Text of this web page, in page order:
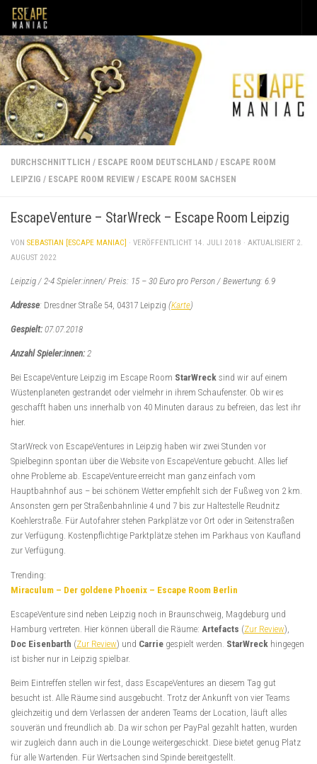
Unter dem Inhalt
DURCHSCHNITTLICH / ESCAPE ROOM DEUTSCHLAND / ESCAPE ROOM
LEIPZIG / ESCAPE ROOM REVIEW / ESCAPE ROOM SACHSEN
EscapeVenture – StarWreck – Escape Room Leipzig
VON SEBASTIAN [ESCAPE MANIAC] · VERÖFFENTLICHT 14. JULI 2018 · AKTUALISIERT 2.
AUGUST 2022
Leipzig / 2-4 Spieler:innen/ Preis: 15 – 30 Euro pro Person / Bewertung: 6.9
Adresse: Dresdner Straße 54, 04317 Leipzig (Karte)
Gespielt: 07.07.2018
Anzahl Spieler:innen: 2
Bei EscapeVenture Leipzig im Escape Room StarWreck sind wir auf einem
Wüstenplaneten gestrandet oder vielmehr in ihrem Schaufenster. Ob wir es
geschafft haben uns innerhalb von 40 Minuten daraus zu befreien, das lest ihr
hier.
StarWreck von EscapeVentures in Leipzig haben wir zwei Stunden vor
Spielbeginn spontan über die Website von EscapeVenture gebucht. Alles lief
ohne Probleme ab. EscapeVenture erreicht man ganz einfach vom
Hauptbahnhof aus – bei schönem Wetter empfiehlt sich der Fußweg von 2 km.
Ansonsten gern per Straßenbahnlinie 4 und 7 bis zur Haltestelle Reudnitz
Koehlerstraße. Für Autofahrer stehen Parkplätze vor Ort oder in Seitenstraßen
zur Verfügung. Kostenpflichtige Parktplätze stehen im Parkhaus von Kaufland
zur Verfügung.
Trending:
Miraculum – Der goldene Phoenix – Escape Room Berlin
EscapeVenture sind neben Leipzig noch in Braunschweig, Magdeburg und
Hamburg vertreten. Hier können überall die Räume: Artefacts (Zur Review),
Doc Eisenbarth (Zur Review) und Carrie gespielt werden. StarWreck hingegen
ist bisher nur in Leipzig spielbar.
Beim Eintreffen stellen wir fest, dass EscapeVentures an diesem Tag gut
besucht ist. Alle Räume sind ausgebucht. Trotz der Ankunft von vier Teams
gleichzeitig und dem Verlassen der anderen Teams der Location, läuft alles
souverän und freundlich ab. Da wir schon per PayPal gezahlt hatten, wurden
wir zugleich dann auch in die Lounge weitergeschickt. Diese bietet genug Platz
für alle Wartenden. Für Wertsachen sind Spinde bereitgestellt.